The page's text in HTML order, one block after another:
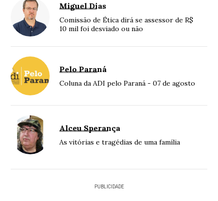
Miguel Dias
Comissão de Ética dirá se assessor de R$
10 mil foi desviado ou não
Pelo Paraná
Coluna da ADI pelo Paraná - 07 de agosto
Alceu Sperança
As vitórias e tragédias de uma família
PUBLICIDADE